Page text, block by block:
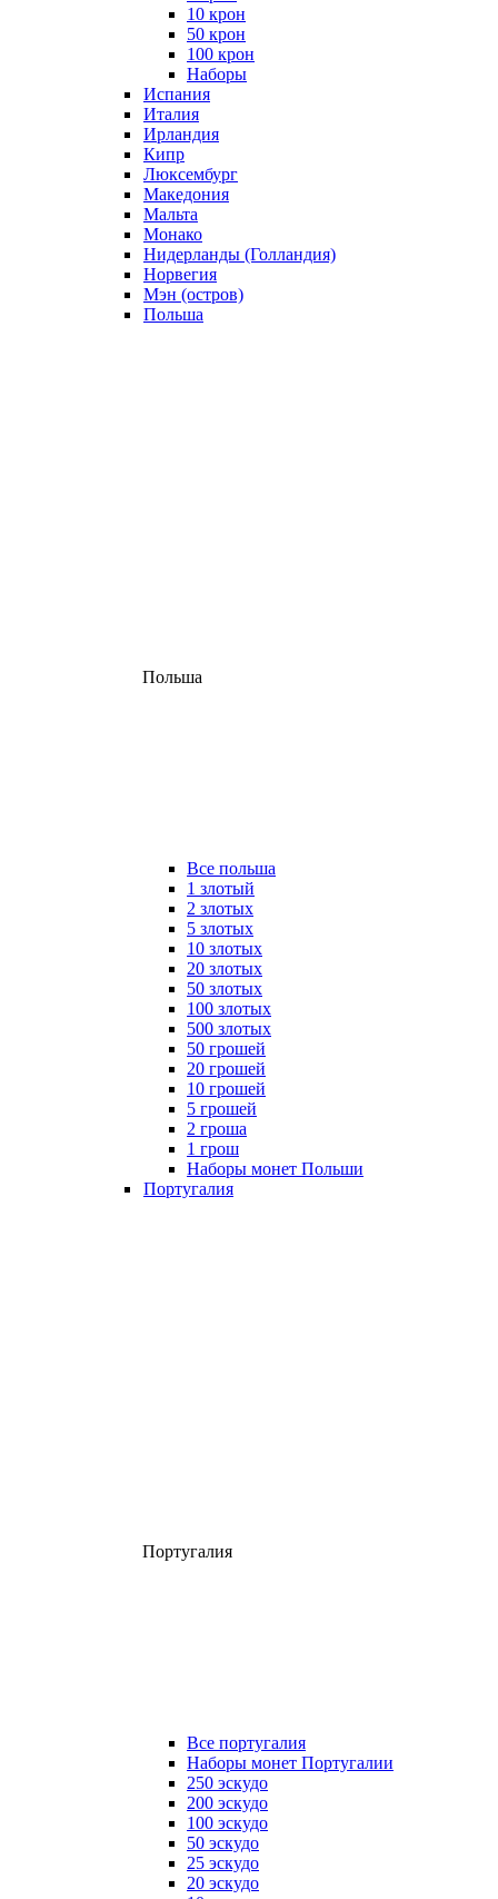
10 крон
50 крон
100 крон
Наборы
Испания
Италия
Ирландия
Кипр
Люксембург
Македония
Мальта
Монако
Нидерланды (Голландия)
Норвегия
Мэн (остров)
Польша
Польша
Все польша
1 злотый
2 злотых
5 злотых
10 злотых
20 злотых
50 злотых
100 злотых
500 злотых
50 грошей
20 грошей
10 грошей
5 грошей
2 гроша
1 грош
Наборы монет Польши
Португалия
Португалия
Все португалия
Наборы монет Португалии
250 эскудо
200 эскудо
100 эскудо
50 эскудо
25 эскудо
20 эскудо